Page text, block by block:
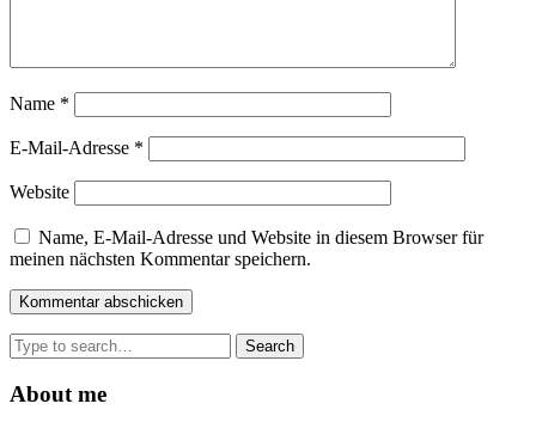
Name *
E-Mail-Adresse *
Website
Name, E-Mail-Adresse und Website in diesem Browser für
meinen nächsten Kommentar speichern.
Search
for:
About me